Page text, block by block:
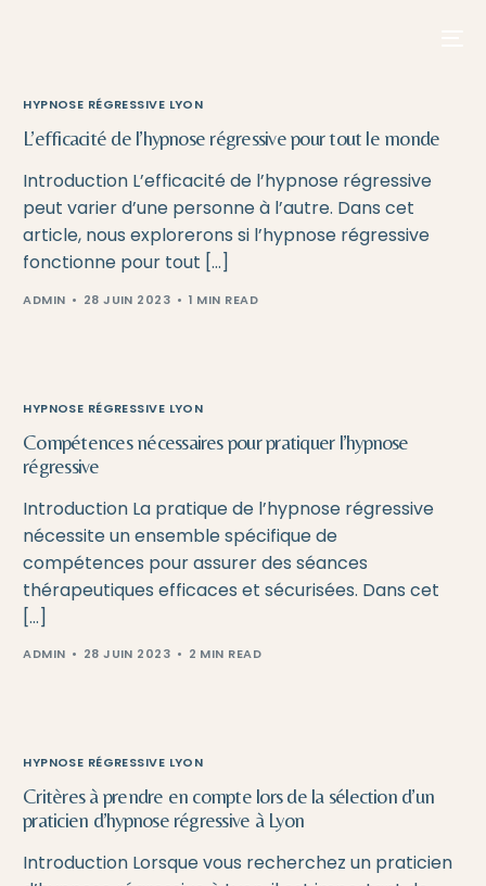
HYPNOSE RÉGRESSIVE LYON
L’efficacité de l’hypnose régressive pour tout le monde
Introduction L’efficacité de l’hypnose régressive
peut varier d’une personne à l’autre. Dans cet
article, nous explorerons si l’hypnose régressive
fonctionne pour tout […]
ADMIN 28 JUIN 2023 1 MIN READ
HYPNOSE RÉGRESSIVE LYON
Compétences nécessaires pour pratiquer l’hypnose
régressive
Introduction La pratique de l’hypnose régressive
nécessite un ensemble spécifique de
compétences pour assurer des séances
thérapeutiques efficaces et sécurisées. Dans cet
[…]
ADMIN 28 JUIN 2023 2 MIN READ
HYPNOSE RÉGRESSIVE LYON
Critères à prendre en compte lors de la sélection d’un
praticien d’hypnose régressive à Lyon
Introduction Lorsque vous recherchez un praticien